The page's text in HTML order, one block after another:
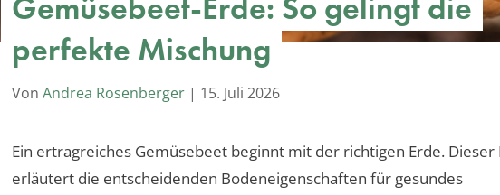
perfekte Mischung
Von Andrea Rosenberger | 15. Juli 2026
Ein ertragreiches Gemüsebeet beginnt mit der richtigen Erde. Dieser
erläutert die entscheidenden Bodeneigenschaften für gesundes